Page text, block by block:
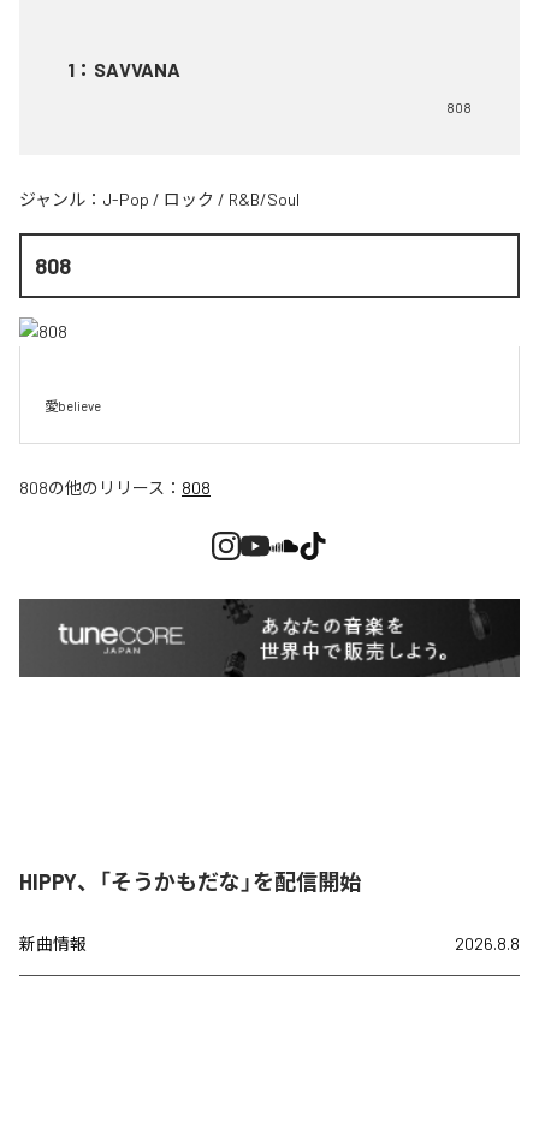
1 ： SAVVANA
808
ジャンル： J-Pop / ロック / R&B/Soul
808
愛believe
808の他のリリース： 808
HIPPY、「そうかもだな」を配信開始
新曲情報 2026.8.8